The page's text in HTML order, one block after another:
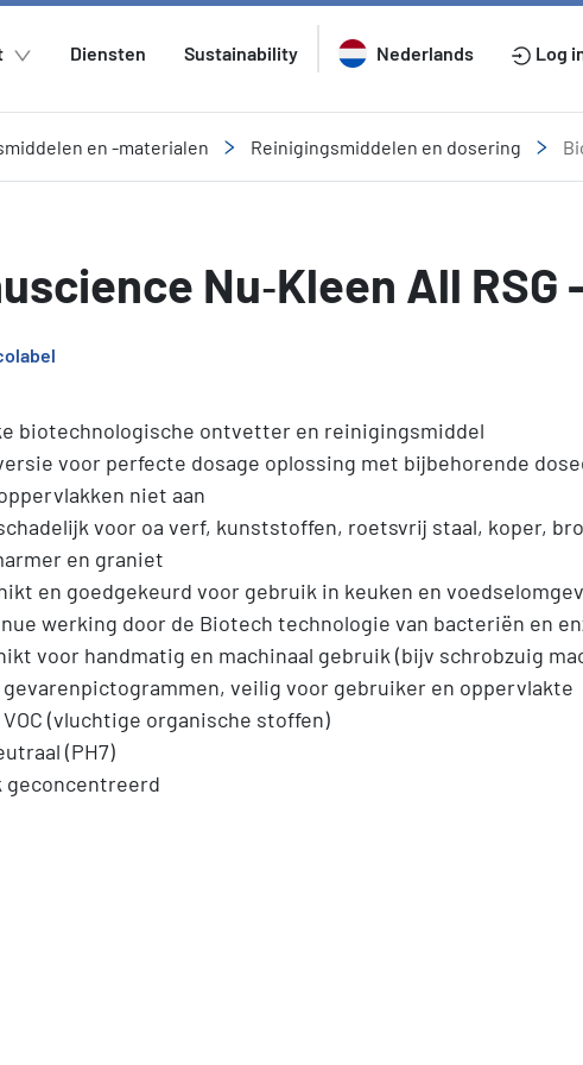
Diensten Sustainability Nederlands Log
en -materialen Reinigingsmiddelen en dosering
Nu‐Kleen All RSG
biotechnologische ontvetter en reinigingsmiddel
versie voor perfecte dosage oplossing met bijbehorende
niet aan
voor oa verf, kunststoffen, roetsvrij staal, koper,
en graniet
en goedgekeurd voor gebruik in keuken en
werking door de Biotech technologie van bacteriën en
voor handmatig en machinaal gebruik (bijv schrobzuig
gevarenpictogrammen, veilig voor gebruiker en oppervlakte
VOC (vluchtige organische stoffen)
(PH7)
geconcentreerd